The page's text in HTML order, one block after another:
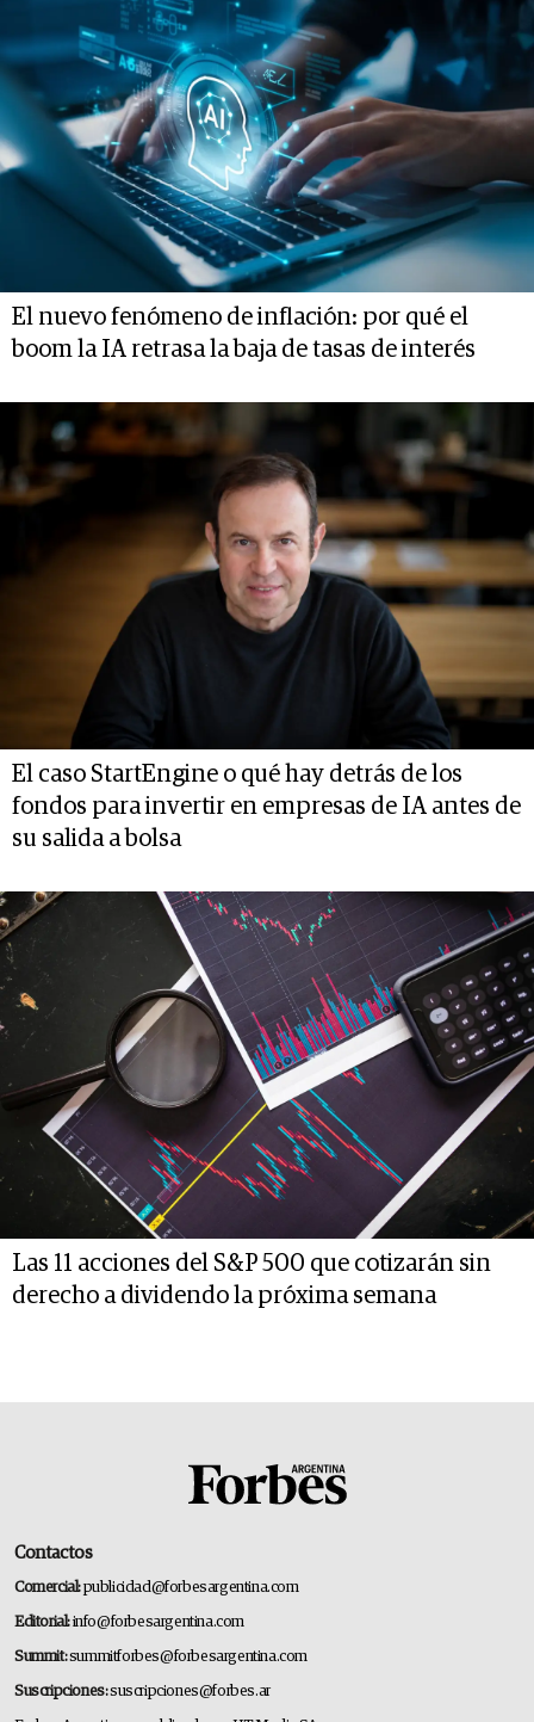
El nuevo fenómeno de inflación: por qué el
boom la IA retrasa la baja de tasas de interés
El caso StartEngine o qué hay detrás de los
fondos para invertir en empresas de IA antes de
su salida a bolsa
Las 11 acciones del S&P 500 que cotizarán sin
derecho a dividendo la próxima semana
Contactos
Comercial:publicidad@forbesargentina.com
Editorial:info@forbesargentina.com
Summit:summitforbes@forbesargentina.com
Suscripciones:suscripciones@forbes.ar